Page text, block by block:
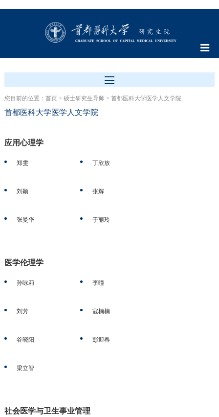
您目前的位置： 首页> 硕士研究生导师> 首都医科大学医学人文学院
首都医科大学医学人文学院
应用心理学
郑雯 丁欣放
刘颖 张辉
张曼华 于丽玲
医学伦理学
孙咏莉 李曈
刘芳 寇楠楠
谷晓阳 彭迎春
梁立智
社会医学与卫生事业管理